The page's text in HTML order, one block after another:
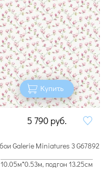
Купить
5 790 руб.
Galerie Miniatures 3 G67892
10.05м*0.53м, подгон 13.25см